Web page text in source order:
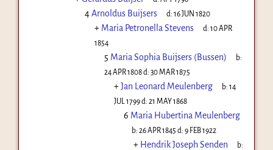
4Arnoldus Buijsers d:16 JUN 1820
+ Maria Petronella Stevens d:10 APR
1854
5 Maria Sophia Buijsers (Bussen)
b:
24 APR 1808d: 30 MAR 1875
+Jan Leonard Meulenberg b:14
JUL 1799d: 21 MAY 1868
6 Maria Hubertina Meulenberg
b:26 APR 1845 d:9 FEB 1922
+ Hendrik Joseph Senden
b: